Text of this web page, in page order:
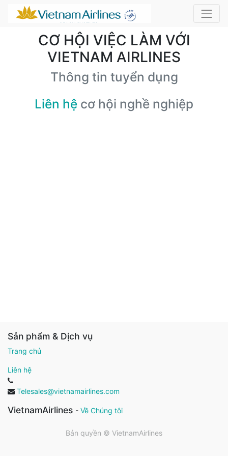
CƠ HỘI VIỆC LÀM VỚI
VIETNAM AIRLINES
Thông tin tuyển dụng
Liên hệ cơ hội nghề nghiệp
Sản phẩm & Dịch vụ
Trang chủ
Liên hệ
Telesales@vietnamairlines.com
VietnamAirlines - Về Chúng tôi
Bản quyền © VietnamAirlines